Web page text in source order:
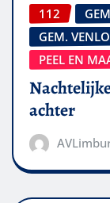
112
GEM. VENLO
PEEL EN
achter